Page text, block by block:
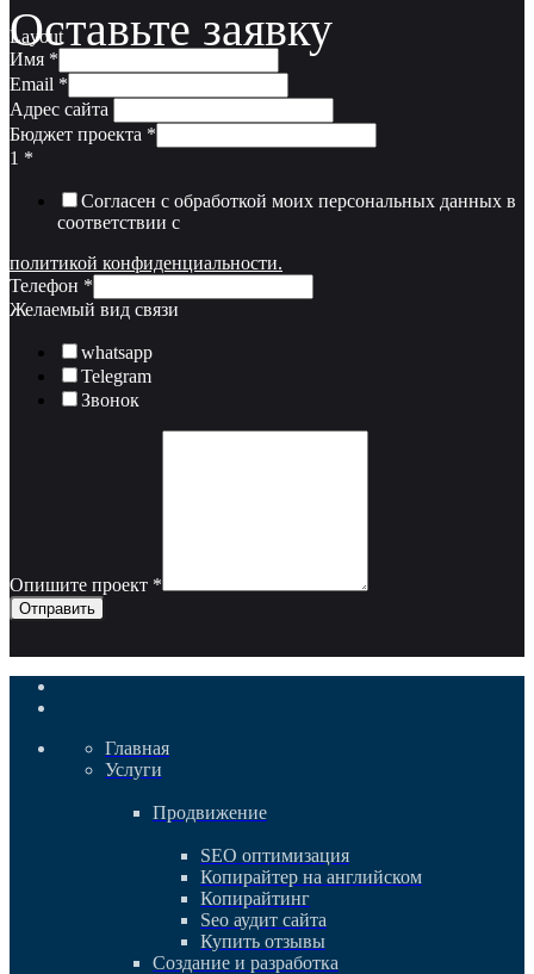
Оставьте заявку
Layout
Имя *
Email *
Адрес сайта
Бюджет проекта *
1 *
Согласен с обработкой моих персональных данных в
соответствии с
политикой конфиденциальности.
Телефон *
Желаемый вид связи
whatsapp
Telegram
Звонок
Опишите проект *
Отправить
Главная
Услуги
Продвижение
SEO оптимизация
Копирайтер на английском
Копирайтинг
Seo аудит сайта
Купить отзывы
Создание и разработка